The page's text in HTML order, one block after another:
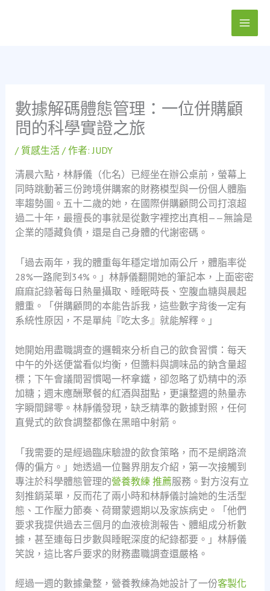
數據解碼體態管理：一位併購顧
問的科學實證之旅
/ 質感生活/ 作者:JUDY
清晨六點，林靜儀（化名）已經坐在辦公桌前，螢幕上
同時跳動著三份跨境併購案的財務模型與一份個人體脂
率趨勢圖。五十二歲的她，在國際併購顧問公司打滾超
過二十年，最擅長的事就是從數字裡挖出真相——無論是
企業的隱藏負債，還是自己身體的代謝密碼。
「過去兩年，我的體重每年穩定增加兩公斤，體脂率從
28%一路爬到34%。」林靜儀翻開她的筆記本，上面密密
麻麻記錄著每日熱量攝取、睡眠時長、空腹血糖與晨起
體重。「併購顧問的本能告訴我，這些數字背後一定有
系統性原因，不是單純『吃太多』就能解釋。」
她開始用盡職調查的邏輯來分析自己的飲食習慣：每天
中午的外送便當看似均衡，但醬料與調味品的鈉含量超
標；下午會議間習慣喝一杯拿鐵，卻忽略了奶精中的添
加糖；週末應酬聚餐的紅酒與甜點，更讓整週的熱量赤
字瞬間歸零。林靜儀發現，缺乏精準的數據對照，任何
直覺式的飲食調整都像在黑暗中射箭。
「我需要的是經過臨床驗證的飲食策略，而不是網路流
傳的偏方。」她透過一位醫界朋友介紹，第一次接觸到
專注於科學體態管理的營養教練 推薦服務。對方沒有立
刻推銷菜單，反而花了兩小時和林靜儀討論她的生活型
態、工作壓力節奏、荷爾蒙週期以及家族病史。「他們
要求我提供過去三個月的血液檢測報告、體組成分析數
據，甚至連每日步數與睡眠深度的紀錄都要。」林靜儀
笑說，這比客戶要求的財務盡職調查還嚴格。
經過一週的數據彙整，營養教練為她設計了一份客製化